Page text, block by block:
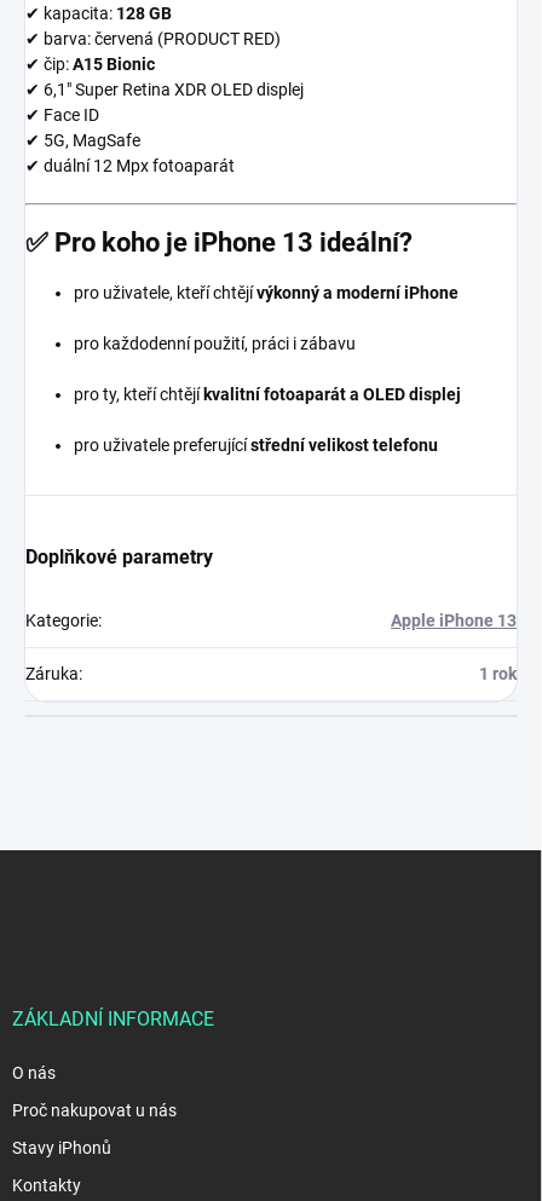
✔ kapacita: 128 GB
✔ barva: červená (PRODUCT RED)
✔ čip:A15 Bionic
✔ 6,1″ Super Retina XDR OLED displej
✔ Face ID
✔ 5G, MagSafe
✔ duální 12 Mpx fotoaparát
✅ Pro koho je iPhone 13 ideální?
pro uživatele, kteří chtějívýkonný a moderní iPhone
pro každodenní použití, práci i zábavu
pro ty, kteří chtějí kvalitní fotoaparát a OLED displej
pro uživatele preferujícístřední velikost telefonu
Doplňkové parametry
Kategorie: Apple iPhone 13
Záruka: 1 rok
ZÁKLADNÍ INFORMACE
O nás
Proč nakupovat u nás
Stavy iPhonů
Kontakty